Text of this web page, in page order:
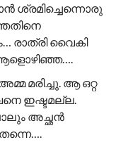
ശ്രമിച്ചെന്നൊരു
രാത്രി വൈകി
മരിച്ചു. ആ ഒറ്റ
ഇഷ്ടമല്ല.
അച്ഛൻ